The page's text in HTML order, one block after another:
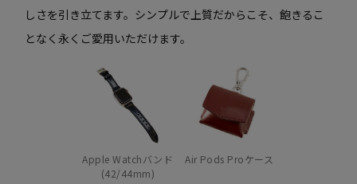
しさを引き立てます。シンプルで上質だからこそ、飽きるこ
となく永くご愛用いただけます。
Apple Watchバンド
(42/44mm)
Air Pods Proケース